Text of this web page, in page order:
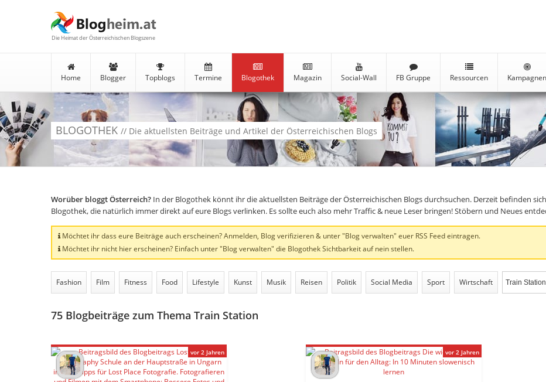
Die Heimat der Österreichischen Blogszene
Home Blogger Topblogs Termine Blogothek Magazin Social-Wall FB Gruppe Ressourcen Kampagnen
BLOGOTHEK // Die aktuellsten Beiträge und Artikel der Österreichischen Blogs
Worüber bloggt Österreich? In der Blogothek könnt ihr die aktuellsten Beiträge der Österreichischen Blogs durchsuchen. Derzeit befinden sich
Blogothek, die natürlich immer direkt auf eure Blogs verlinken. Es sollte euch also mehr Traffic & neue Leser bringen! Stöbern und Neues
Möchtet ihr dass eure Beiträge auch erscheinen? Anmelden, Blog verifizieren & unter "Blog verwalten" euer RSS Feed eintragen.
Möchtet ihr nicht hier erscheinen? Einfach unter "Blog verwalten" die Blogothek Sichtbarkeit auf nein stellen.
Fashion Film Fitness Food Lifestyle Kunst Musik Reisen Politik Social Media Sport Wirtschaft
75 Blogbeiträge zum Thema Train Station
vor 2 Jahren vor 2 Jahren